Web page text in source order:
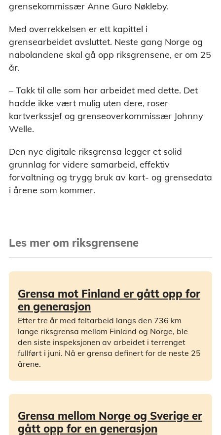
grensekommissær Anne Guro Nøkleby.
Med overrekkelsen er ett kapittel i
grensearbeidet avsluttet. Neste gang Norge og
nabolandene skal gå opp riksgrensene, er om 25
år.
– Takk til alle som har arbeidet med dette. Det
hadde ikke vært mulig uten dere, roser
kartverkssjef og grenseoverkommissær Johnny
Welle.
Den nye digitale riksgrensa legger et solid
grunnlag for videre samarbeid, effektiv
forvaltning og trygg bruk av kart- og grensedata
i årene som kommer.
Les mer om riksgrensene
Grensa mot Finland er gått opp for
en generasjon
Etter tre år med feltarbeid langs den 736 km
lange riksgrensa mellom Finland og Norge, ble
den siste inspeksjonen av arbeidet i terrenget
fullført i juni. Nå er grensa definert for de neste 25
årene.
Grensa mellom Norge og Sverige er
gått opp for en generasjon